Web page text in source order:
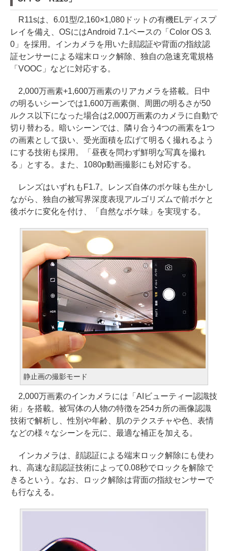
R11sは、6.01型/2,160×1,080ドットの有機ELディスプ
レイを備え、OSにはAndroid 7.1ベースの「Color OS 3.
0」を採用。インカメラを用いた顔認証や背面の指紋認
証センサーによる端末ロック解除、独自の急速充電規格
「VOOC」などに対応する。
2,000万画素+1,600万画素のリアカメラを搭載。日中
の明るいシーンでは1,600万画素側、周囲の明るさが50
ルクス以下になった場合は2,000万画素のカメラに自動で
切り替わる。暗いシーンでは、隣り合う4つの画素を1つ
の画素として扱い、受光面積を広げて明るく撮れるよう
にする技術も採用。「昼夜を問わず鮮明な写真を撮れ
る」とする。また、1080p動画撮影にも対応する。
レンズはいずれもF1.7。レンズ自体のボケ味も生かし
ながら、独自の被写界深度表現アルゴリズムで前ボケと
後ボケに変化を付け、「自然なボケ味」を実現する。
静止画の撮影モード
2,000万画素のインカメラには「AIビューティー認識技
術」を搭載。被写体の人物の特徴を254カ所の画像認識
技術で解析し、性別や年齢、肌のテクスチャや色、表情
などの様々なシーンを元に、最適な補正を加える。
インカメラは、顔認証による端末ロック解除にも使わ
れ、高速な顔認証技術によって0.08秒でロックを解除で
きるという。なお、ロック解除は背面の指紋センサーで
も行なえる。